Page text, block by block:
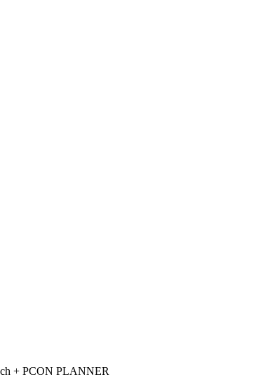
+ PCON PLANNER